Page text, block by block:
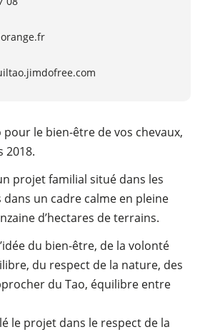
pour le bien-être de vos chevaux,
2018.
projet familial situé dans les
un cadre calme en pleine
d’hectares de terrains.
du bien-être, de la volonté
du respect de la nature, des
du Tao, équilibre entre
le projet dans le respect de la